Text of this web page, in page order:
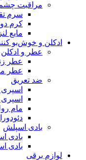
مراقبت
سرم
کرم
مایع لنز
ادکلن و خوش‌بو
عطر و ادکلن
عطر
عطر
ضد تعریق
مام
بادی اسپلش
بادی
بادی
لوازم برقی